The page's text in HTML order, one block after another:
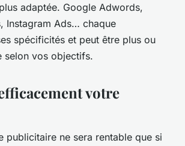
adaptée. Google Adwords,
Instagram Ads… chaque
spécificités et peut être plus ou
selon vos objectifs.
votre
publicitaire ne sera rentable que si